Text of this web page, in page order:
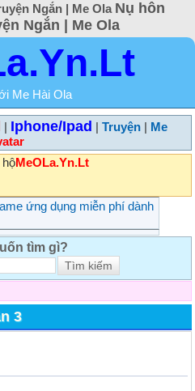
Ngắn | Me Ola Nụ hôn
Ngắn | Me Ola
Me Hài Ola
Iphone/Ipad Truyện
Me
MeOLa.Yn.Lt
ứng dụng miễn phí dành
tìm gì?
3